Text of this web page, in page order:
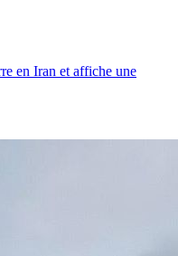
en Iran et affiche une